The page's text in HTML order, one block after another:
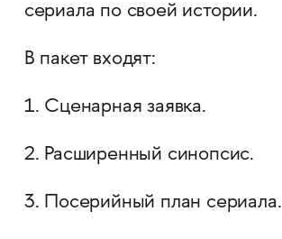
сериала по своей истории.
В пакет входят:
1. Сценарная заявка.
2. Расширенный синопсис.
3. Посерийный план сериала.